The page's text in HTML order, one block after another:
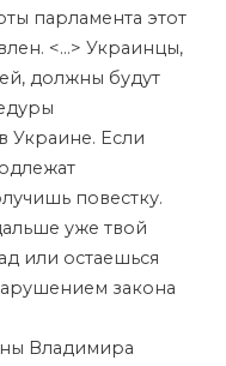
парламента этот
<…> Украинцы,
должны будут
Украине. Если
повестку.
уже твой
или остаешься
закона
Владимира